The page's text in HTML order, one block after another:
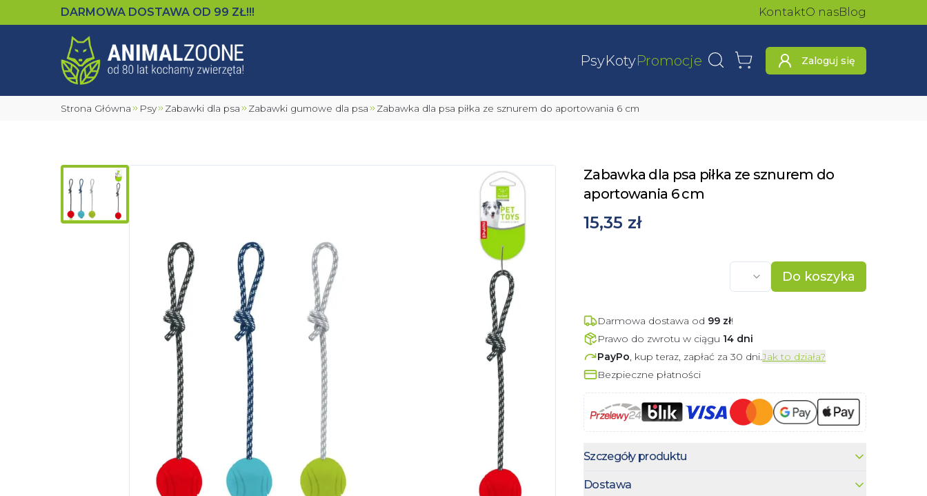
DARMOWA DOSTAWA OD 99 ZŁ!!! KontaktO nasBlog
PsyKotyPromocje WyszukajKoszyk Zaloguj się
Strona Główna Psy Zabawki dla psa Zabawki gumowe dla psa Zabawka dla psa piłka ze sznurem do aportowania 6 cm
Zabawka dla psa piłka ze sznurem do
aportowania 6 cm
15,35 zł
Do koszyka
Darmowa dostawa od 99 zł!
Prawo do zwrotu w ciągu 14 dni
PayPo, kup teraz, zapłać za 30 dni.Jak to działa?
Bezpieczne płatności
Szczegóły produktu
Dostawa